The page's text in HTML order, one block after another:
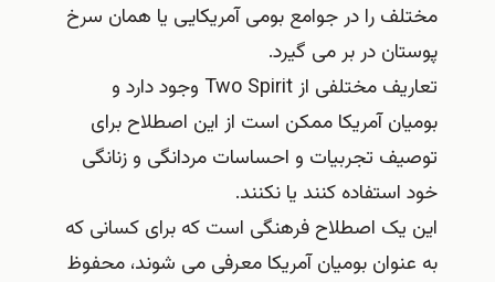
مختلف را در جوامع بومی آمریکایی یا همان سرخ
پوستان در بر می گیرد.
تعاریف مختلفی از Two Spirit وجود دارد و
بومیان آمریکا ممکن است از این اصطلاح برای
توصیف تجربیات و احساسات مردانگی و زنانگی
خود استفاده کنند یا نکنند.
این یک اصطلاح فرهنگی است که برای کسانی که
به عنوان بومیان آمریکا معرفی می شوند، محفوظ